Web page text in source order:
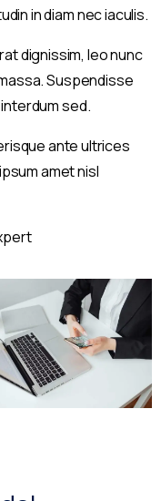
in diam nec iaculis.
dignissim, leo nunc
Suspendisse
sed.
ante ultrices
amet nisl
Registrations